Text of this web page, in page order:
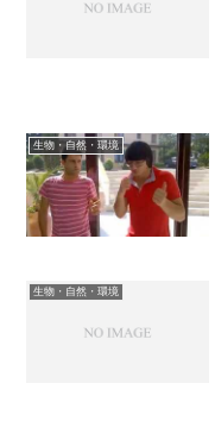
生物・自然・環境
生物・自然・環境